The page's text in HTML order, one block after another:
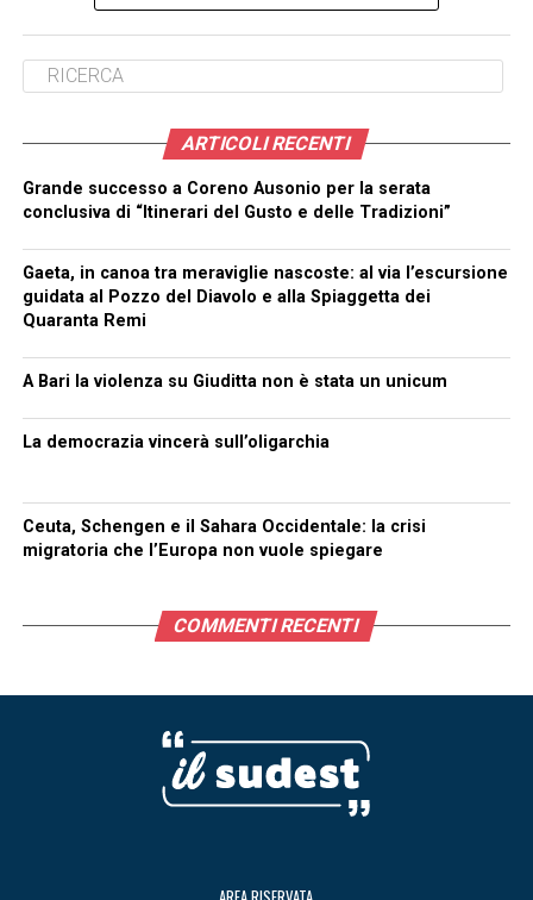
ARTICOLI RECENTI
Grande successo a Coreno Ausonio per la serata
conclusiva di “Itinerari del Gusto e delle Tradizioni”
Gaeta, in canoa tra meraviglie nascoste: al via l’escursione
guidata al Pozzo del Diavolo e alla Spiaggetta dei
Quaranta Remi
A Bari la violenza su Giuditta non è stata un unicum
La democrazia vincerà sull’oligarchia
Ceuta, Schengen e il Sahara Occidentale: la crisi
migratoria che l’Europa non vuole spiegare
COMMENTI RECENTI